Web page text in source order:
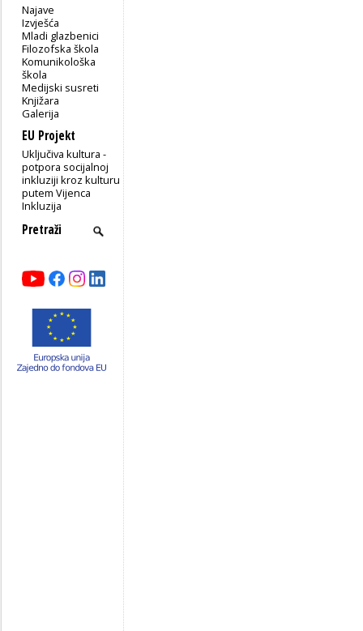
Najave
Izvješća
Mladi glazbenici
Filozofska škola
Komunikološka
škola
Medijski susreti
Knjižara
Galerija
EU Projekt
Uključiva kultura -
potpora socijalnoj
inkluziji kroz kulturu
putem Vijenca
Inkluzija